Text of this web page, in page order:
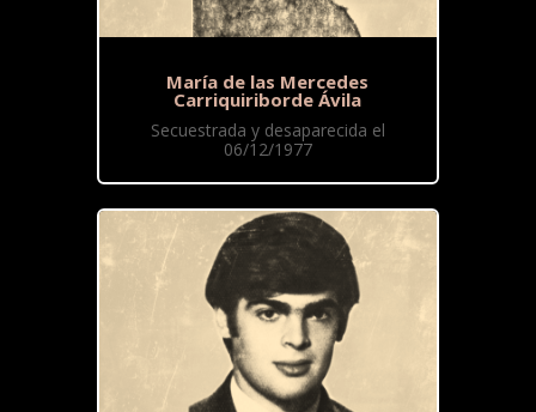
María de las Mercedes
Carriquiriborde Ávila
Secuestrada y desaparecida el
06/12/1977